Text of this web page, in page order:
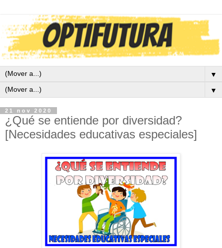
▼
▼
21 nov 2020
¿Qué se entiende por diversidad?
[Necesidades educativas especiales]